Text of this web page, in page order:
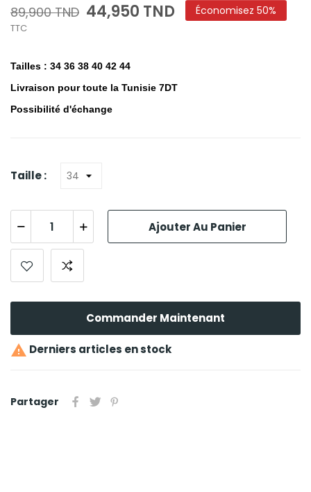
89,900 TND 44,950 TND Économisez 50%
TTC
Tailles : 34 36 38 40 42 44
Livraison pour toute la Tunisie 7DT
Possibilité d'échange
Taille :
Ajouter Au Panier
Commander Maintenant
 Derniers articles en stock
Partager